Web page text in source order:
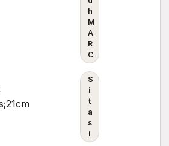
h
M
A
R
C
S
i
t
a
s
i